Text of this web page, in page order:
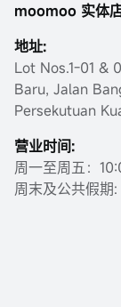
moomoo 实体
地址:
Lot Nos.1-01 &
Baru, Jalan
Persekutuan
营业时间:
周一至周五：
周末及公共假期